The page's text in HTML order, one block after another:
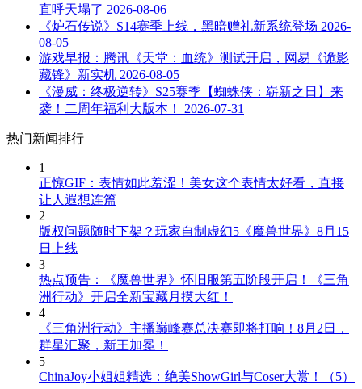
直呼天塌了 2026-08-06
《炉石传说》S14赛季上线，黑暗赠礼新系统登场 2026-
08-05
游戏早报：腾讯《天堂：血统》测试开启，网易《诡影
藏锋》新实机 2026-08-05
《漫威：终极逆转》S25赛季【蜘蛛侠：崭新之日】来
袭！二周年福利大版本！
2026-07-31
热门新闻排行
1
正惊GIF：表情如此羞涩！美女这个表情太好看，直接
让人遐想连篇
2
版权问题随时下架？玩家自制虚幻5《魔兽世界》8月15
日上线
3
热点预告：《魔兽世界》怀旧服第五阶段开启！《三角
洲行动》开启全新宝藏月摸大红！
4
《三角洲行动》主播巅峰赛总决赛即将打响！8月2日，
群星汇聚，新王加冕！
5
ChinaJoy小姐姐精选：绝美ShowGirl与Coser大赏！（5）